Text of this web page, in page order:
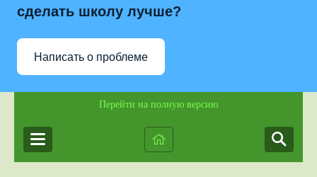
сделать школу лучше?
Написать о проблеме
Перейти на полную версию